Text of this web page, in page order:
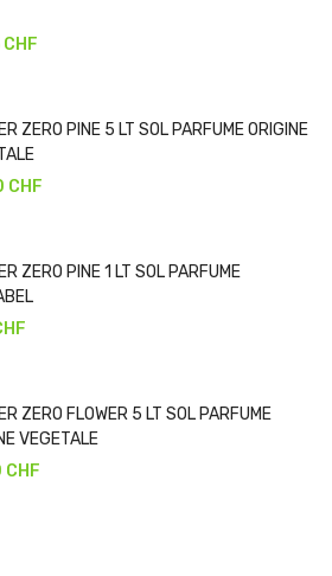
ZERO PINE 5 LT SOL PARFUME ORIGINE
CHF
ZERO PINE 1 LT SOL PARFUME
ZERO FLOWER 5 LT SOL PARFUME
VEGETALE